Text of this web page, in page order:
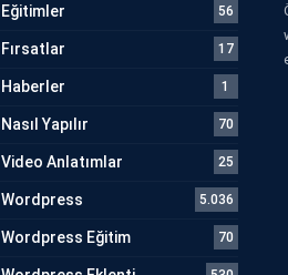
Eğitimler 56
Fırsatlar 17
Haberler 1
Nasıl Yapılır 70
Video Anlatımlar 25
Wordpress 5.036
Wordpress Eğitim 70